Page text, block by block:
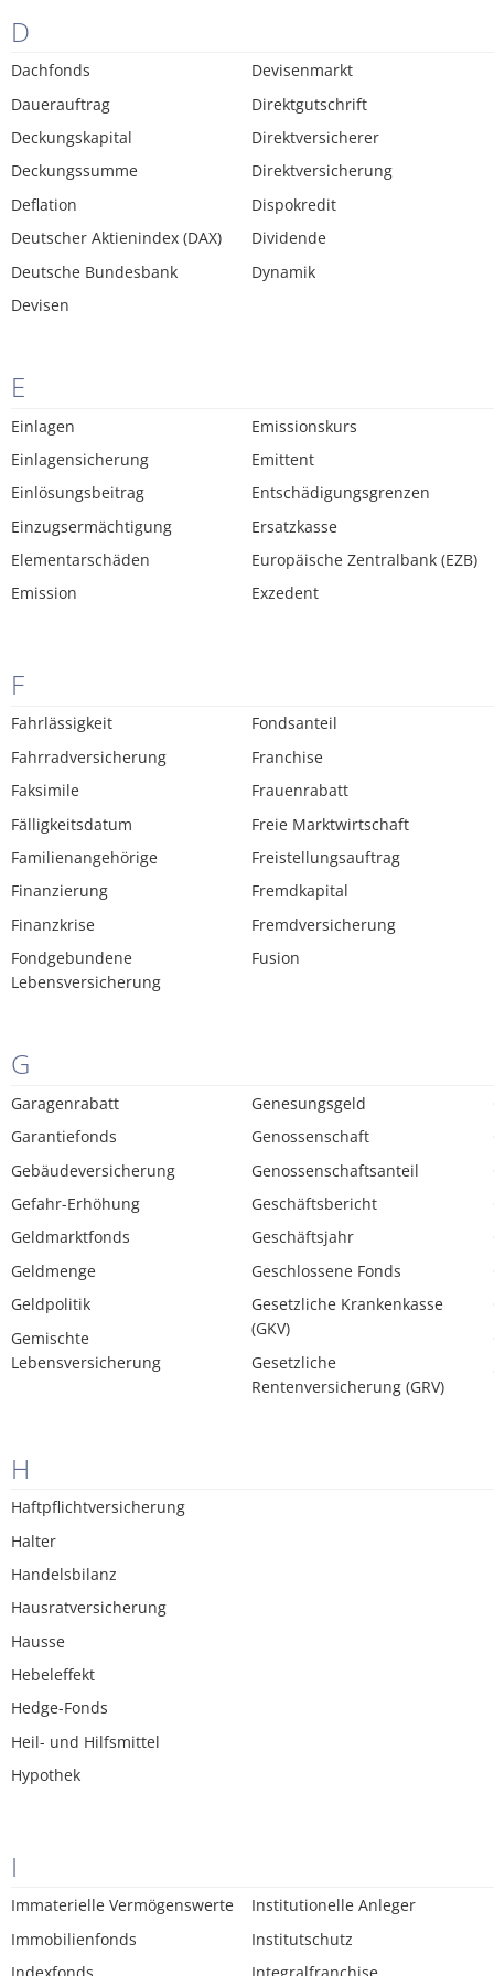
D
Dachfonds
Dauerauftrag
Deckungskapital
Deckungssumme
Deflation
Deutscher Aktienindex (DAX)
Deutsche Bundesbank
Devisen
Devisenmarkt
Direktgutschrift
Direktversicherer
Direktversicherung
Dispokredit
Dividende
Dynamik
E
Einlagen
Einlagensicherung
Einlösungsbeitrag
Einzugsermächtigung
Elementarschäden
Emission
Emissionskurs
Emittent
Entschädigungsgrenzen
Ersatzkasse
Europäische Zentralbank (EZB)
Exzedent
F
Fahrlässigkeit
Fahrradversicherung
Faksimile
Fälligkeitsdatum
Familienangehörige
Finanzierung
Finanzkrise
Fondgebundene
Lebensversicherung
Fondsanteil
Franchise
Frauenrabatt
Freie Marktwirtschaft
Freistellungsauftrag
Fremdkapital
Fremdversicherung
Fusion
G
Garagenrabatt
Garantiefonds
Gebäudeversicherung
Gefahr-Erhöhung
Geldmarktfonds
Geldmenge
Geldpolitik
Gemischte
Lebensversicherung
Genesungsgeld
Genossenschaft
Genossenschaftsanteil
Geschäftsbericht
Geschäftsjahr
Geschlossene Fonds
Gesetzliche Krankenkasse
(GKV)
Gesetzliche
Rentenversicherung (GRV)
H
Haftpflichtversicherung
Halter
Handelsbilanz
Hausratversicherung
Hausse
Hebeleffekt
Hedge-Fonds
Heil- und Hilfsmittel
Hypothek
I
Immaterielle Vermögenswerte
Immobilienfonds
Institutionelle Anleger
Institutschutz